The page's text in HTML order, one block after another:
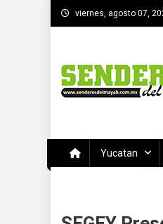
Saltar
al
viernes, agosto 07,
Yucatan